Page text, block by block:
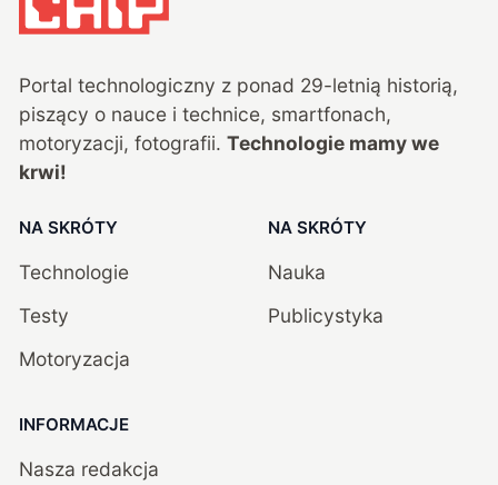
Portal technologiczny z ponad 29-letnią historią,
piszący o nauce i technice, smartfonach,
motoryzacji, fotografii. Technologie mamy we
krwi!
NA SKRÓTY
Technologie
Testy
Motoryzacja
NA SKRÓTY
Nauka
Publicystyka
INFORMACJE
Nasza redakcja